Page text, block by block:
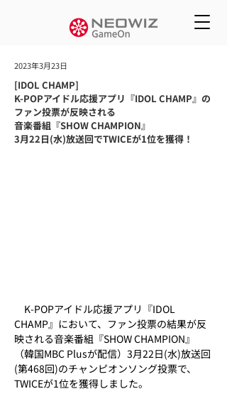
2023年3月23日
[IDOL CHAMP]
K-POPアイドル応援アプリ『IDOL CHAMP』の
ファン投票が反映される
音楽番組『SHOW CHAMPION』
3月22日(水)放送回でTWICEが1位を獲得！
K-POPアイドル応援アプリ『IDOL
CHAMP』において、ファン投票の結果が反
映される音楽番組『SHOW CHAMPION』
（韓国MBC Plusが配信）3月22日(水)放送回
(第468回)のチャンピオンソング投票で、
TWICEが1位を獲得しました。